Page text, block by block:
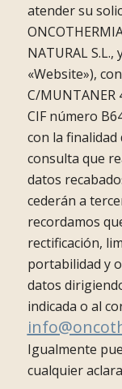
atender su
NATURAL
«Website»),
C/MUNTANER
CIF número
con la
consulta que
datos
cederán a
recordamos
rectificación,
portabilidad y
datos
indicada o al
Igualmente
cualquier